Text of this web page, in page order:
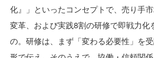
化』」といったコンセプトで、売り手
変革、および実践8割の研修で即戦力化
の。研修は、まず「変わる必要性」を